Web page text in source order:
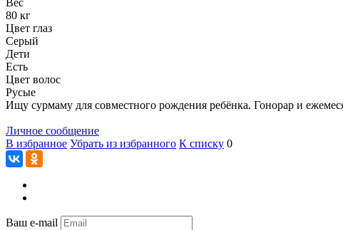
80 кг
Цвет глаз
Серый
Дети
Есть
Цвет волос
Русые
Ищу сурмаму для совместного рождения ребёнка. Гонорар и
Личное сообщение
В избранное Убрать из избранного К списку 0
Ваш e-mail